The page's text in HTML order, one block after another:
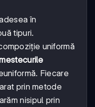
în
tipuri.
uniformă
Fiecare
prin metode
nisipul prin